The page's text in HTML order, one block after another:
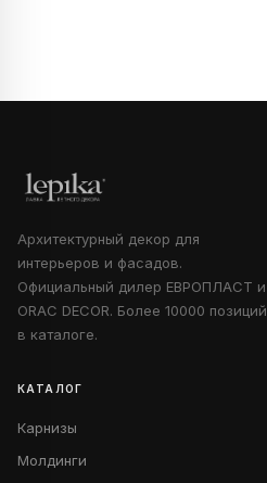
Архитектурный декор для
интерьеров и фасадов.
Официальный дилер ЕВРОПЛАСТ и
ORAC DECOR. Более 10000 позиций
в каталоге.
КАТАЛОГ
Карнизы
Молдинги